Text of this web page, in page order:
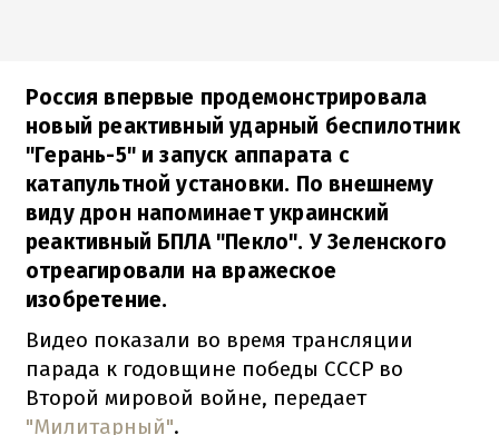
Россия впервые продемонстрировала
новый реактивный ударный беспилотник
"Герань-5" и запуск аппарата с
катапультной установки. По внешнему
виду дрон напоминает украинский
реактивный БПЛА "Пекло". У Зеленского
отреагировали на вражеское
изобретение.
Видео показали во время трансляции
парада к годовщине победы СССР во
Второй мировой войне, передает
"Милитарный".